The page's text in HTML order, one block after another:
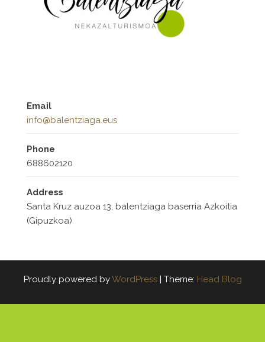
Email
info@balentziaga.eus
Phone
688602120
Address
Santa Kruz auzoa 13, balentziaga baserria Azkoitia
(Gipuzkoa)
Proudly powered byWordPress | Theme: Head Blog